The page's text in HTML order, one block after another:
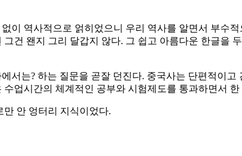
이 역사적으로 얽히었으니 우리 역사를 알면서 부수
건 왠지 그리 달갑지 않다. 그 쉽고 아름다운 한글을
서는? 하는 질문을 곧잘 던진다. 중국사는 단편적이
업시간의 체계적인 공부와 시험제도를 통과하면서
안 엉터리 지식이었다.